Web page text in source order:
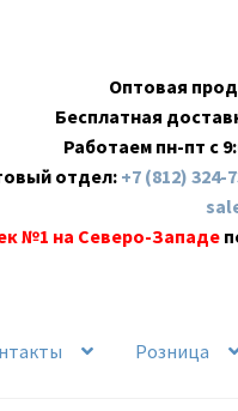
Оптовая
Бесплатная
Работаем пн-пт с
отдел: +7 (812) 324-
№1 на Северо-Западе
Розница